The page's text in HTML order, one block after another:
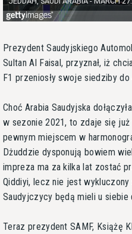
Prezydent Saudyjskiego
Sultan Al Faisal, przyznał, iż
F1 przeniosły swoje siedziby
Choć Arabia Saudyjska
w sezonie 2021, to zdaje się
pewnym miejscem w
Dżuddzie dysponują bowiem
impreza ma za kilka lat zostać
Qiddiyi, lecz nie jest
Saudyjczycy będą mieli u siebie
Teraz prezydent SAMF, Książę